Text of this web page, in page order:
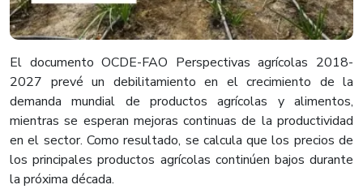
El documento OCDE-FAO Perspectivas agrícolas 2018-
2027 prevé un debilitamiento en el crecimiento de la
demanda mundial de productos agrícolas y alimentos,
mientras se esperan mejoras continuas de la productividad
en el sector. Como resultado, se calcula que los precios de
los principales productos agrícolas continúen bajos durante
la próxima década.